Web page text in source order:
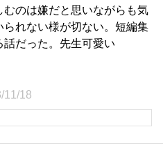
むのは嫌だと思いながらも気
られない様が切ない。短編集
話だった。先生可愛い
11/18